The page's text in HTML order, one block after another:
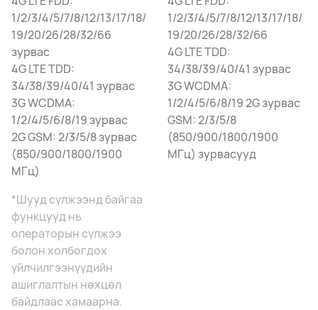
1/2/3/4/5/7/8/12/13/17/18/
19/20/26/28/32/66
зурвас
4G LTE TDD:
34/38/39/40/41 зурвас
3G WCDMA:
1/2/4/5/6/8/19 зурвас
2G GSM: 2/3/5/8 зурвас
(850/900/1800/1900
МГц)
*Шууд сүлжээнд байгаа
функцууд нь
операторын сүлжээ
болон холбогдох
үйлчилгээнүүдийн
ашиглалтын нөхцөл
байдлаас хамаарна.
1/2/3/4/5/7/8/12/13/17/18/
19/20/26/28/32/66
4G LTE TDD:
34/38/39/40/41 зурвас
3G WCDMA:
1/2/4/5/6/8/19 2G зурвас
GSM: 2/3/5/8
(850/900/1800/1900
МГц) зурвасууд